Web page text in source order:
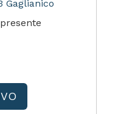
Gaglianico